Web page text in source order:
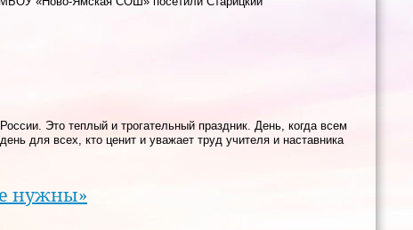
Это теплый и трогательный праздник. День, когда всем
для всех, кто ценит и уважает труд учителя и наставника
нужны»